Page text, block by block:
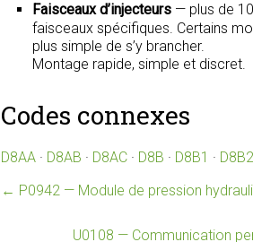
Faisceaux d’injecteurs — plus de
faisceaux spécifiques. Certains
plus simple de s’y brancher.
Montage rapide, simple et discret.
Codes connexes
D8AA · D8AB · D8AC · D8B · D8B1 · D8B2
← P0942 — Module de pression
U0108 — Communication